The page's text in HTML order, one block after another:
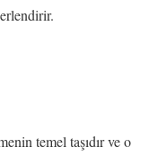
temel taşıdır ve o